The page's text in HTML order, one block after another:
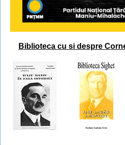
Biblioteca cu si despre